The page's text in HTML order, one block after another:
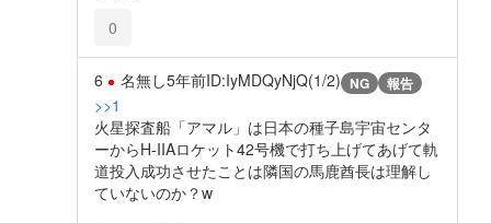
0
6 名無し5年前ID:IyMDQyNjQ(1/2) NG 報告
>>1
火星探査船「アマル」は日本の種子島宇宙センタ
ーからH-IIAロケット42号機で打ち上げてあげて軌
道投入成功させたことは隣国の馬鹿酋長は理解し
ていないのか？w